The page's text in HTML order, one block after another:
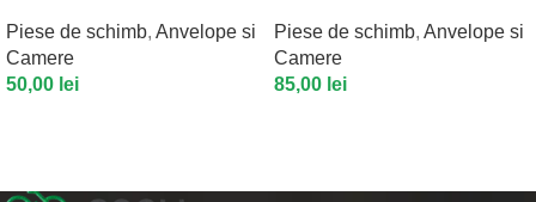
Piese de schimb, Anvelope si
Camere
50,00 lei
Piese de schimb, Anvelope si
Camere
85,00 lei